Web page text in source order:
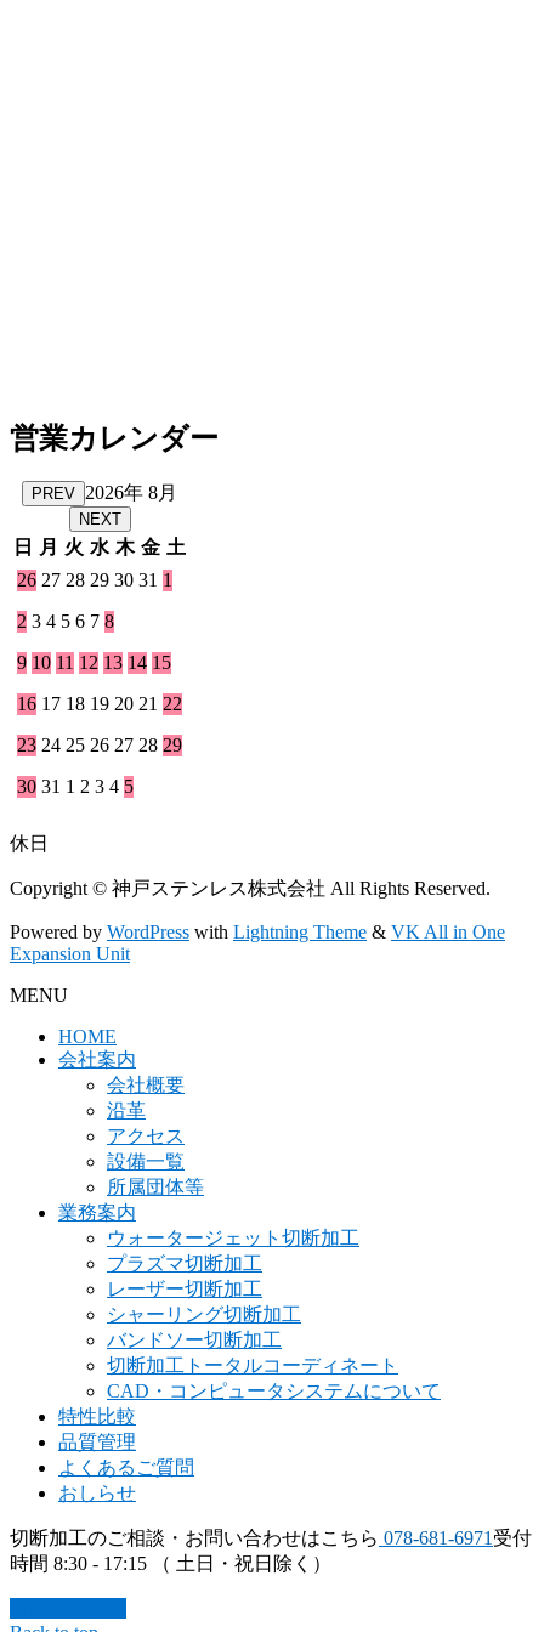
営業カレンダー
PREV 2026年 8月
NEXT
日 月 火 水 木 金 土
26 27 28 29 30 31 1
2 3 4 5 6 7 8
9 10 11 12 13 14 15
16 17 18 19 20 21 22
23 24 25 26 27 28 29
30 31 1 2 3 4 5
休日
Copyright © 神戸ステンレス株式会社 All Rights Reserved.
Powered by WordPress with Lightning Theme & VK All in One
Expansion Unit
MENU
HOME
会社案内
会社概要
沿革
アクセス
設備一覧
所属団体等
業務案内
ウォータージェット切断加工
プラズマ切断加工
レーザー切断加工
シャーリング切断加工
バンドソー切断加工
切断加工トータルコーディネート
CAD・コンピュータシステムについて
特性比較
品質管理
よくあるご質問
おしらせ
切断加工のご相談・お問い合わせはこちら 078-681-6971受付
時間 8:30 - 17:15 （ 土日・祝日除く）